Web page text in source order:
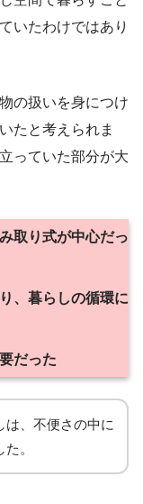
いたわけではあり
の扱いを身につけ
たと考えられま
っていた部分が大
取り式が中心だっ
、暮らしの循環に
だった
は、不便さの中に
。